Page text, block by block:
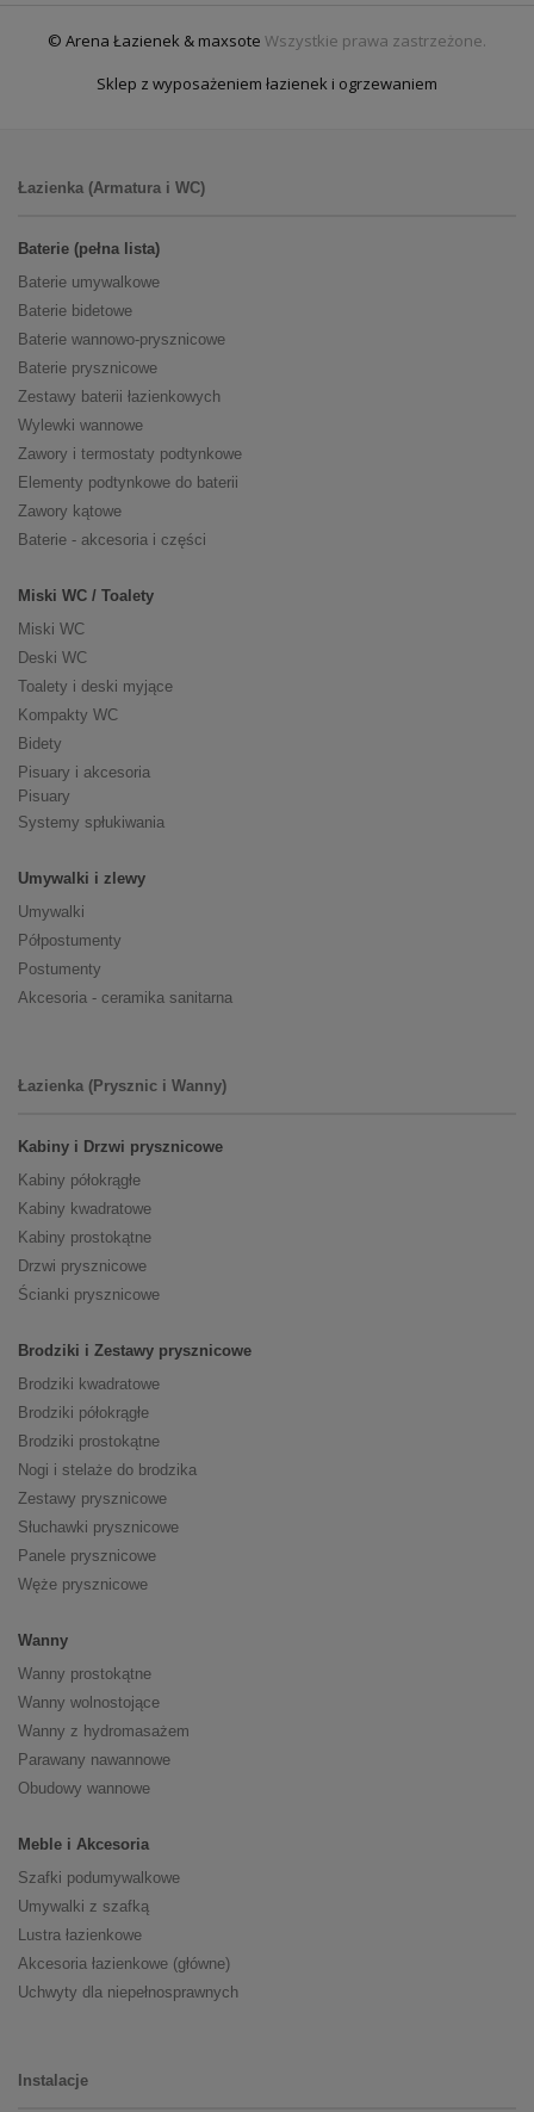
© Arena Łazienek & maxsote Wszystkie prawa zastrzeżone.
Sklep z wyposażeniem łazienek i ogrzewaniem
Łazienka (Armatura i WC)
Baterie (pełna lista)
Baterie umywalkowe
Baterie bidetowe
Baterie wannowo-prysznicowe
Baterie prysznicowe
Zestawy baterii łazienkowych
Wylewki wannowe
Zawory i termostaty podtynkowe
Elementy podtynkowe do baterii
Zawory kątowe
Baterie - akcesoria i części
Miski WC / Toalety
Miski WC
Deski WC
Toalety i deski myjące
Kompakty WC
Bidety
Pisuary i akcesoria
Pisuary
Systemy spłukiwania
Umywalki i zlewy
Umywalki
Półpostumenty
Postumenty
Akcesoria - ceramika sanitarna
Łazienka (Prysznic i Wanny)
Kabiny i Drzwi prysznicowe
Kabiny półokrągłe
Kabiny kwadratowe
Kabiny prostokątne
Drzwi prysznicowe
Ścianki prysznicowe
Brodziki i Zestawy prysznicowe
Brodziki kwadratowe
Brodziki półokrągłe
Brodziki prostokątne
Nogi i stelaże do brodzika
Zestawy prysznicowe
Słuchawki prysznicowe
Panele prysznicowe
Węże prysznicowe
Wanny
Wanny prostokątne
Wanny wolnostojące
Wanny z hydromasażem
Parawany nawannowe
Obudowy wannowe
Meble i Akcesoria
Szafki podumywalkowe
Umywalki z szafką
Lustra łazienkowe
Akcesoria łazienkowe (główne)
Uchwyty dla niepełnosprawnych
Instalacje